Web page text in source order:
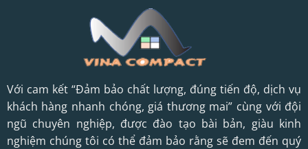
Với cam kết “Đảm bảo chất lượng, đúng tiến độ, dịch vụ
khách hàng nhanh chóng, giá thương mai” cùng với đội
ngũ chuyên nghiệp, được đào tạo bài bản, giàu kinh
nghiệm chúng tôi có thể đảm bảo rằng sẽ đem đến quý